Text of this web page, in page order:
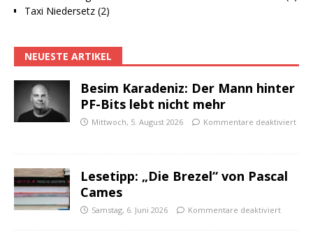
Taxi Niedersetz (2)
NEUESTE ARTIKEL
Besim Karadeniz: Der Mann hinter
PF-Bits lebt nicht mehr
Mittwoch, 5. August 2026 Kommentare deaktiviert
Lesetipp: „Die Brezel“ von Pascal
Cames
Samstag, 6. Juni 2026 Kommentare deaktiviert